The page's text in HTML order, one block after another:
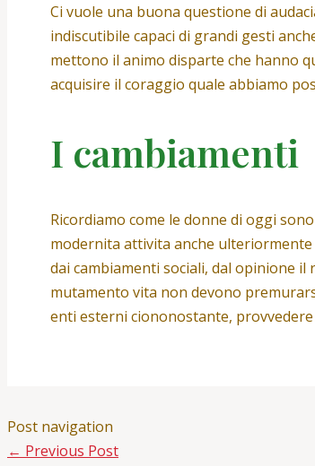
Ci vuole una buona questione di
indiscutibile capaci di grandi gesti
mettono il animo disparte che hanno
acquisire il coraggio quale abbiamo
I cambiamenti
Ricordiamo come le donne di oggi
modernita attivita anche ulteriormente
dai cambiamenti sociali, dal opinione il
mutamento vita non devono
enti esterni ciononostante,
Post navigation
← Previous Post